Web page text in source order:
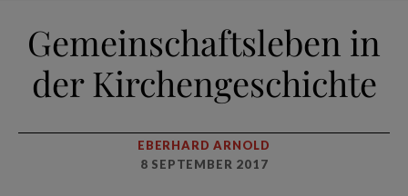
Gemeinschaftsleben in
der Kirchengeschichte
EBERHARD ARNOLD
8 SEPTEMBER 2017